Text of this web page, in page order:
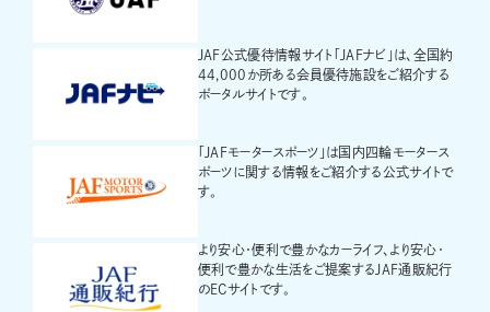
JAF公式優待情報サイト「JAFナビ」は、全国約
44,000か所ある会員優待施設をご紹介する
ポータルサイトです。
「JAFモータースポーツ」は国内四輪モータース
ポーツに関する情報をご紹介する公式サイトで
す。
より安心・便利で豊かなカーライフ、より安心・
便利で豊かな生活をご提案するJAF通販紀行
のECサイトです。